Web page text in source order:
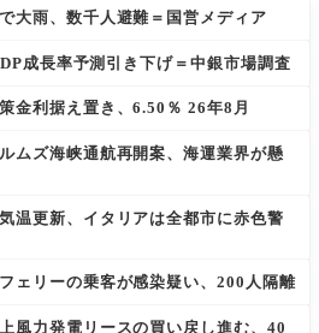
大雨、数千人避難＝国営メディア
成長率予測引き下げ＝中銀市場調査
金利据え置き、6.50％ 26年8月
ムズ海峡通航再開案、海運業界が懸
温更新、イタリアは全都市に赤色警
ェリーの乗客が感染疑い、200人隔離
風力発電リースの買い戻し進む、40